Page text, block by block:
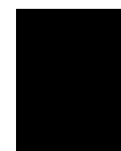
Keterangan Gambar: Aipda Dian Susanto, S.I.P., Saat Kegiatan